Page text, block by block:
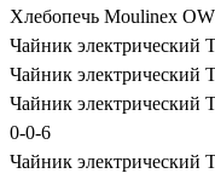
Хлебопечь Moulinex
Чайник электрический
Чайник электрический
Чайник электрический
0-0-6
Чайник электрический